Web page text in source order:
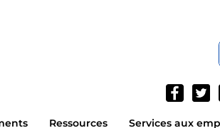
Ressources Services aux